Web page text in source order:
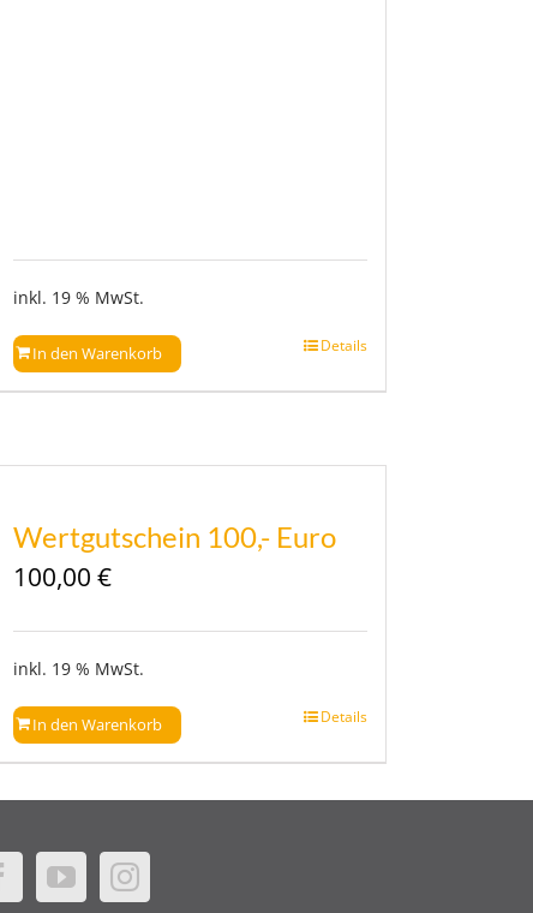
inkl. 19 % MwSt.
In den Warenkorb Details
Wertgutschein 100,- Euro
100,00€
inkl. 19 % MwSt.
In den Warenkorb Details